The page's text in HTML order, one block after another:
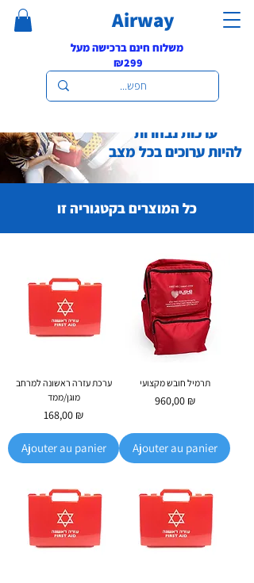
Airway
משלוח חינם ברכישה מעל
₪299
ערכות נבחרות
להיות ערוכים בכל מצב
כל המוצרים בקטגוריה זו
ערכת עזרה ראשונה למרחב
מוגן/ממד
Prix
168,00 ₪
Ajouter au panier
תרמיל חובש מקצועי
Prix
960,00 ₪
Ajouter au panier